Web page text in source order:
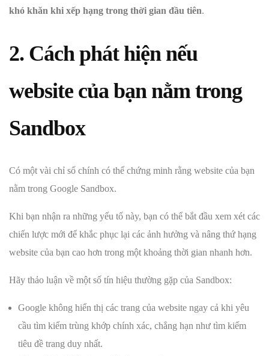
khó khăn khi xếp hạng trong thời gian đầu tiên.
2. Cách phát hiện nếu
website của bạn nằm trong
Sandbox
Có một vài chỉ số chính có thể chứng minh rằng website của bạn
nằm trong Google Sandbox.
Khi bạn nhận ra những yếu tố này, bạn có thể bắt đầu xem xét các
chiến lược mới để khắc phục lại các ảnh hưởng và nâng thứ hạng
website của bạn cao hơn trong một khoảng thời gian nhanh hơn.
Hãy thảo luận về một số tín hiệu thường gặp của Sandbox:
Google không hiển thị các trang của website ngay cả khi yêu
cầu tìm kiếm trùng khớp chính xác, chẳng hạn như tìm kiếm
tiêu đề trang duy nhất.